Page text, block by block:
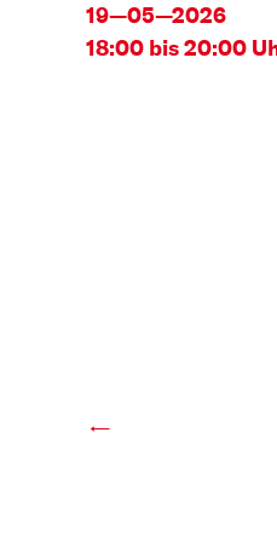
19—05—2026
18:00 bis 20:00
←